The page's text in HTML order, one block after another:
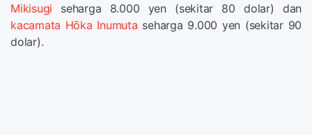
Mikisugi seharga 8.000 yen (sekitar 80 dolar) dan
kacamata Hōka Inumuta seharga 9.000 yen (sekitar 90
dolar).